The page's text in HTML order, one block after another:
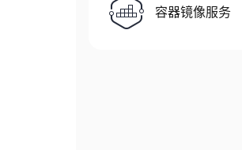
容器镜像服务